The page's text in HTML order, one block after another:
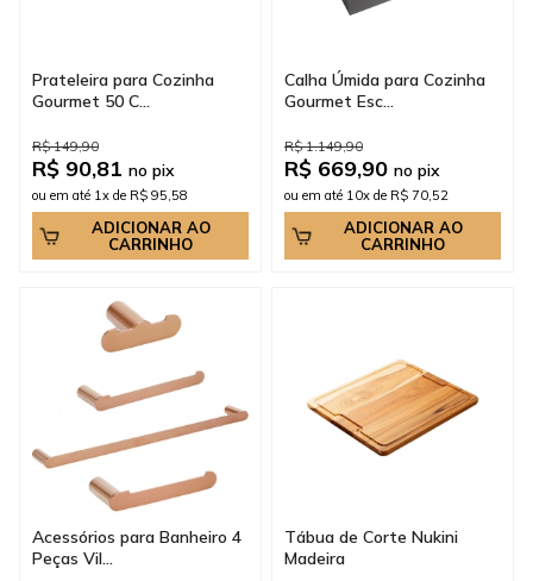
Prateleira para Cozinha
Gourmet 50 C...
R$ 149,90
R$ 90,81 no pix
ou em até 1x de R$ 95,58
ADICIONAR AO
CARRINHO
Calha Úmida para Cozinha
Gourmet Esc...
R$ 1.149,90
R$ 669,90 no pix
ou em até 10x de R$ 70,52
ADICIONAR AO
CARRINHO
Acessórios para Banheiro 4
Peças Vil...
Tábua de Corte Nukini
Madeira